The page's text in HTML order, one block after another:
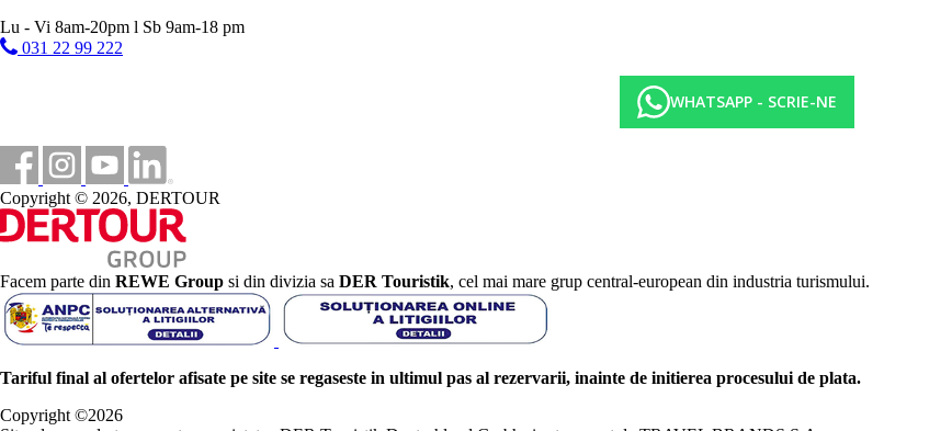
Lu - Vi 8am-20pm l Sb 9am-18 pm
031 22 99 222
WHATSAPP - SCRIE-NE
Copyright © 2026, DERTOUR
Facem parte din REWE Group si din divizia sa DER Touristik, cel mai mare grup central-european din industria turismului.
Tariful final al ofertelor afisate pe site se regaseste in ultimul pas al rezervarii, inainte de initierea procesului de plata.
Copyright ©2026